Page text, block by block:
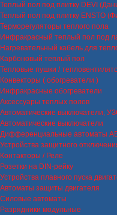
Теплый пол под плитку DEVI
Теплый пол под плитку ENSTO
Терморегуляторы теплого пола
Инфракрасный теплый пол под
Нагревательный кабель для
Карбоновый теплый пол
Тепловые пушки /
Конвекторы ( обогреватели )
Инфракрасные обогреватели
Аксессуары теплых полов
Автоматические выключатели,
Автоматические выключатели
Дифференциальные автоматы
Устройства защитного
Контакторы / Реле
Розетки на DIN-рейку
Устройства плавного пуска
Автоматы защиты двигателя
Силовые автоматы
Разрядники модульные